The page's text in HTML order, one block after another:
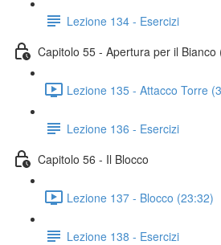
Lezione 134 - Esercizi
Capitolo 55 - Apertura per il Bianco
Lezione 135 - Attacco Torre
Lezione 136 - Esercizi
Capitolo 56 - Il Blocco
Lezione 137 - Blocco (23:32)
Lezione 138 - Esercizi